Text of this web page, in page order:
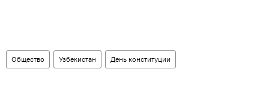
Общество Узбекистан День конституции